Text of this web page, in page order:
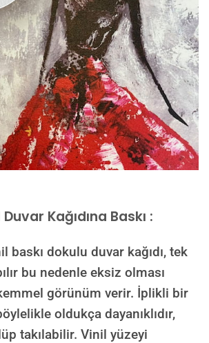
Kağıdına Baskı :
dokulu duvar kağıdı, tek
bu nedenle eksiz olması
görünüm verir. İplikli bir
oldukça dayanıklıdır,
takılabilir. Vinil yüzeyi